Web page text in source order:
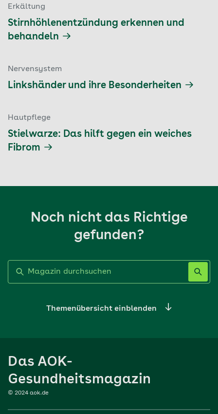
Erkältung
Stirnhöhlenentzündung erkennen und
behandeln
Nervensystem
Linkshänder und ihre Besonderheiten
Hautpflege
Stielwarze: Das hilft gegen ein weiches
Fibrom
Noch nicht das Richtige
gefunden?
Themenübersicht einblenden
Sport
Das AOK-
Gesundheitsmagazin
© 2024 aok.de